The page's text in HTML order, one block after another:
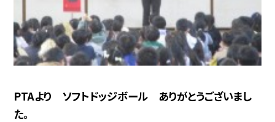
PTAより ソフトドッジボール ありがとうございまし
た。